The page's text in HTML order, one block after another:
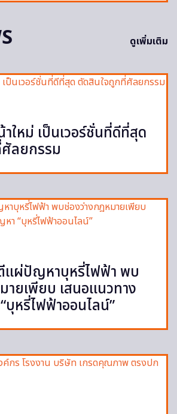
ดูเพิ่มเติม
าใหม่ เป็นเวอร์ชั่นที่ดีที่สุด
ลยกรรม
แผ่ปัญหาบุหรี่ไฟฟ้า พบ
ายเพียบ เสนอแนวทาง
หรี่ไฟฟ้าออนไลน์”